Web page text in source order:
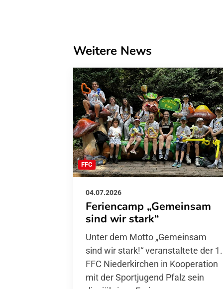
Weitere News
FFC
04.07.2026
Feriencamp „Gemeinsam
sind wir stark“
Unter dem Motto „Gemeinsam sind
wir stark!“ veranstaltete der 1. FFC
Niederkirchen in Kooperation mit
der Sportjugend Pfalz sein